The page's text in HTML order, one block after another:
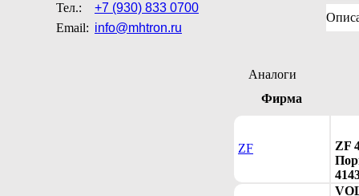
Тел.:
+7 (930) 833 0700
Email: info@mhtron.ru
Аналоги
Фирма
ZF
ZF